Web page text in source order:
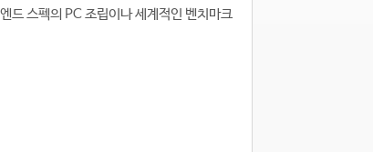
드 스펙의 PC 조립이나 세계적인 벤치마크